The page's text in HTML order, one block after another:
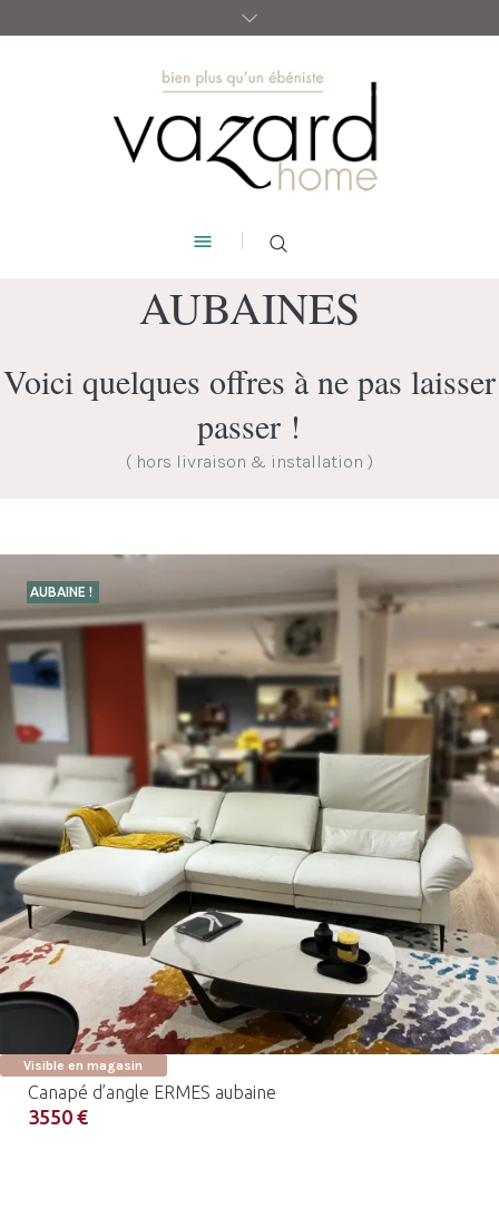
AUBAINES
Voici quelques offres à ne pas laisser
passer !
( hors livraison & installation )
AUBAINE !
Visible en magasin
Canapé d’angle ERMES aubaine
3550 €